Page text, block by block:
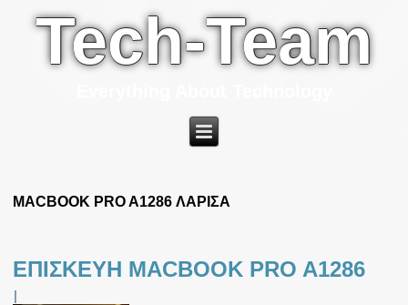
Tech-Team
MACBOOK PRO A1286 ΛΑΡΙΣΑ
ΕΠΙΣΚΕΥΗ MACBOOK PRO A1286
|